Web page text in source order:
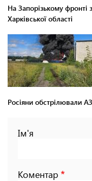
На Запорізькому
Харківської області
Росіяни обстрілювали
Ім'я
Коментар